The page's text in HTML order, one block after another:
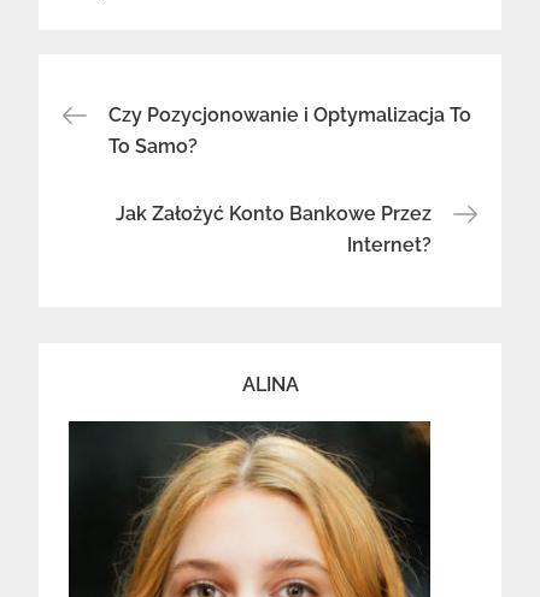
Nawigacja
wpisu
Czy Pozycjonowanie i Optymalizacja To
To Samo?
Jak Założyć Konto Bankowe Przez
Internet?
ALINA